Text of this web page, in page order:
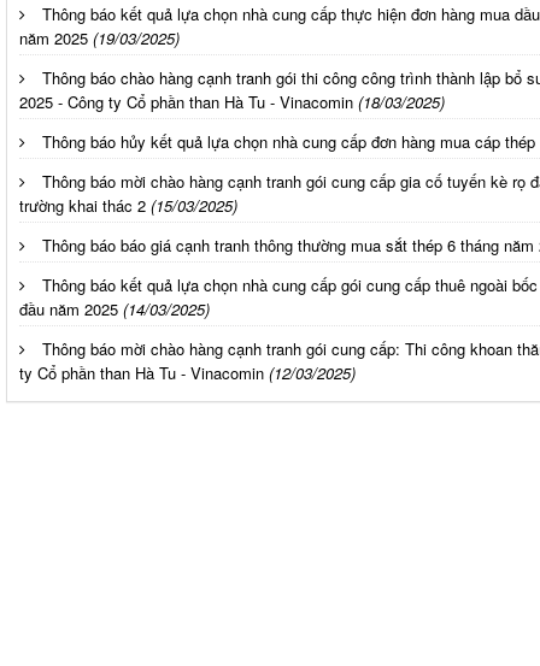
Thông báo kết quả lựa chọn nhà cung cấp thực hiện đơn hàng mua
năm 2025 (19/03/2025)
Thông báo chào hàng cạnh tranh gói thi công công trình thành lập bổ
2025 - Công ty Cổ phần than Hà Tu - Vinacomin (18/03/2025)
Thông báo hủy kết quả lựa chọn nhà cung cấp đơn hàng mua cáp
Thông báo mời chào hàng cạnh tranh gói cung cấp gia cố tuyến kè rọ
trường khai thác 2 (15/03/2025)
Thông báo báo giá cạnh tranh thông thường mua sắt thép 6 tháng năm
Thông báo kết quả lựa chọn nhà cung cấp gói cung cấp thuê ngoài
đầu năm 2025 (14/03/2025)
Thông báo mời chào hàng cạnh tranh gói cung cấp: Thi công khoan
ty Cổ phần than Hà Tu - Vinacomin (12/03/2025)